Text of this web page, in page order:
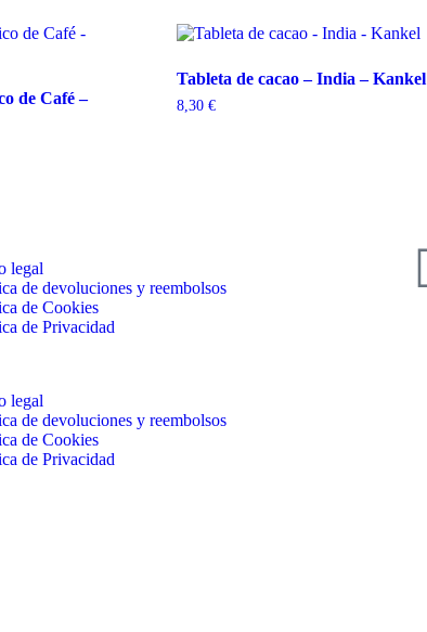
de Café –
Tableta de cacao – India – Kankel
8,30 €
legal
de devoluciones y reembolsos
de Cookies
de Privacidad
legal
de devoluciones y reembolsos
de Cookies
de Privacidad